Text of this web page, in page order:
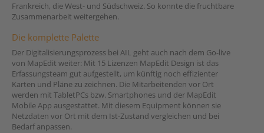
Frankreich, die West- und Südschweiz. So konnte die fruchtbare
Zusammenarbeit weitergehen.
Die komplette Palette
Der Digitalisierungsprozess bei AIL geht auch nach dem Go-live
von MapEdit weiter: Mit 15 Lizenzen MapEdit Design ist das
Erfassungsteam gut aufgestellt, um künftig noch effizienter
Karten und Pläne zu zeichnen. Die Mitarbeitenden vor Ort
werden mit TabletPCs bzw. Smartphones und der MapEdit
Mobile App ausgestattet. Mit diesem Equipment können sie
Netzdaten vor Ort mit dem Ist-Zustand vergleichen und bei
Bedarf anpassen.